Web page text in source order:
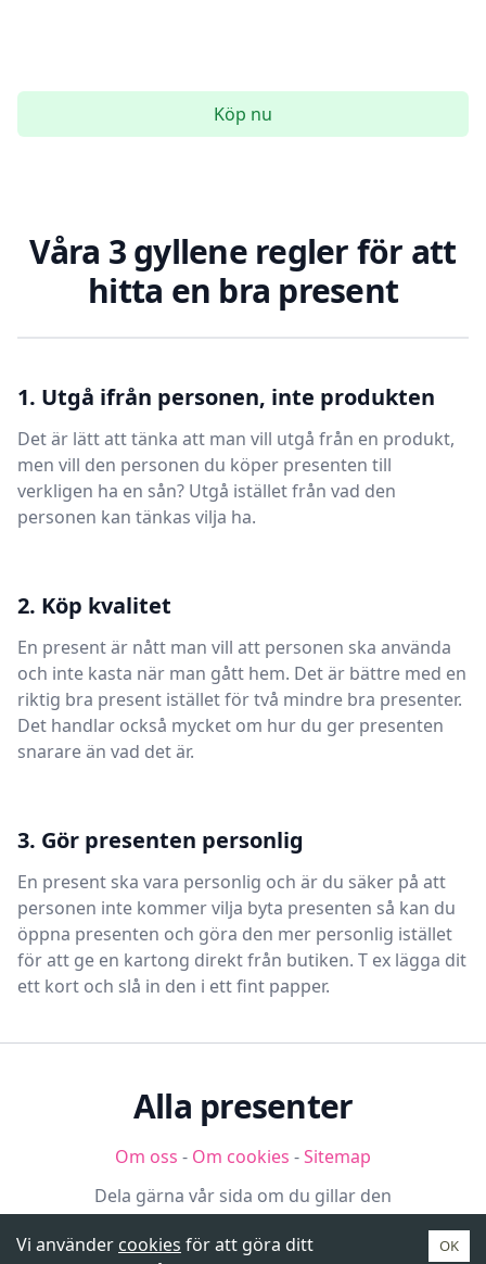
Köp nu
Våra 3 gyllene regler för att
hitta en bra present
1. Utgå ifrån personen, inte produkten
Det är lätt att tänka att man vill utgå från en produkt,
men vill den personen du köper presenten till
verkligen ha en sån? Utgå istället från vad den
personen kan tänkas vilja ha.
2. Köp kvalitet
En present är nått man vill att personen ska använda
och inte kasta när man gått hem. Det är bättre med en
riktig bra present istället för två mindre bra presenter.
Det handlar också mycket om hur du ger presenten
snarare än vad det är.
3. Gör presenten personlig
En present ska vara personlig och är du säker på att
personen inte kommer vilja byta presenten så kan du
öppna presenten och göra den mer personlig istället
för att ge en kartong direkt från butiken. T ex lägga dit
ett kort och slå in den i ett fint papper.
Alla presenter
Om oss - Om cookies -Sitemap
Dela gärna vår sida om du gillar den
Vi använder cookies för att göra ditt
OK